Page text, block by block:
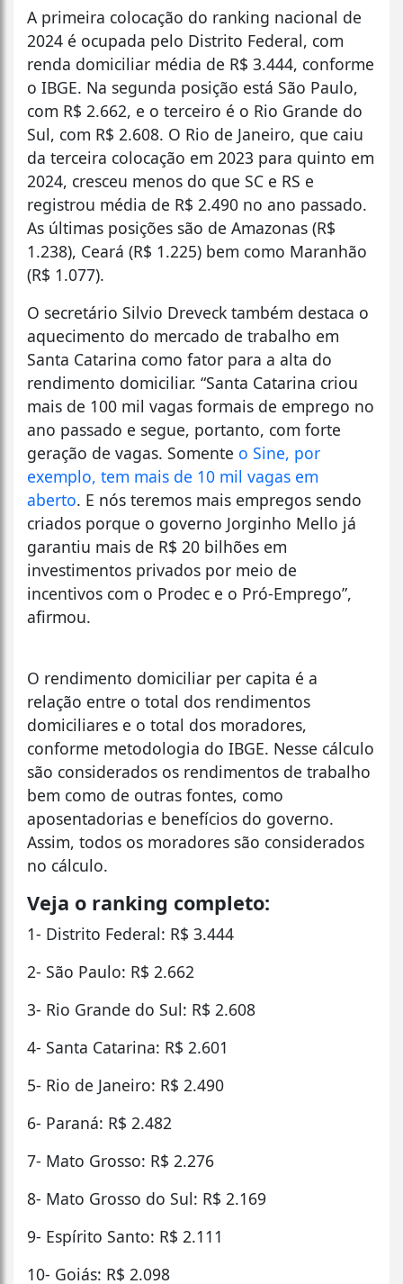
A primeira colocação do ranking nacional de
2024 é ocupada pelo Distrito Federal, com
renda domiciliar média de R$ 3.444, conforme
o IBGE. Na segunda posição está São Paulo,
com R$ 2.662, e o terceiro é o Rio Grande do
Sul, com R$ 2.608. O Rio de Janeiro, que caiu
da terceira colocação em 2023 para quinto em
2024, cresceu menos do que SC e RS e
registrou média de R$ 2.490 no ano passado.
As últimas posições são de Amazonas (R$
1.238), Ceará (R$ 1.225) bem como Maranhão
(R$ 1.077).
O secretário Silvio Dreveck também destaca o
aquecimento do mercado de trabalho em
Santa Catarina como fator para a alta do
rendimento domiciliar. “Santa Catarina criou
mais de 100 mil vagas formais de emprego no
ano passado e segue, portanto, com forte
geração de vagas. Somente o Sine, por
exemplo, tem mais de 10 mil vagas em
aberto. E nós teremos mais empregos sendo
criados porque o governo Jorginho Mello já
garantiu mais de R$ 20 bilhões em
investimentos privados por meio de
incentivos com o Prodec e o Pró-Emprego”,
afirmou.
O rendimento domiciliar per capita é a
relação entre o total dos rendimentos
domiciliares e o total dos moradores,
conforme metodologia do IBGE. Nesse cálculo
são considerados os rendimentos de trabalho
bem como de outras fontes, como
aposentadorias e benefícios do governo.
Assim, todos os moradores são considerados
no cálculo.
Veja o ranking completo:
1- Distrito Federal: R$ 3.444
2- São Paulo: R$ 2.662
3- Rio Grande do Sul: R$ 2.608
4- Santa Catarina: R$ 2.601
5- Rio de Janeiro: R$ 2.490
6- Paraná: R$ 2.482
7- Mato Grosso: R$ 2.276
8- Mato Grosso do Sul: R$ 2.169
9- Espírito Santo: R$ 2.111
10- Goiás: R$ 2.098